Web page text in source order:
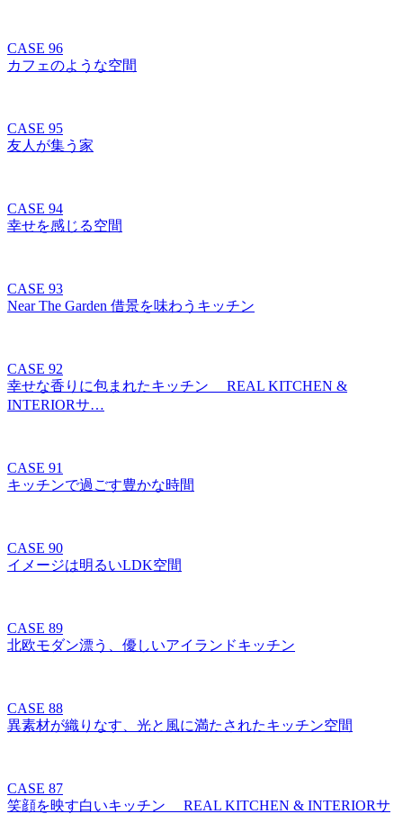
CASE 96
カフェのような空間
CASE 95
友人が集う家
CASE 94
幸せを感じる空間
CASE 93
Near The Garden 借景を味わうキッチン
CASE 92
幸せな香りに包まれたキッチン REAL KITCHEN &
INTERIORサ…
CASE 91
キッチンで過ごす豊かな時間
CASE 90
イメージは明るいLDK空間
CASE 89
北欧モダン漂う、優しいアイランドキッチン
CASE 88
異素材が織りなす、光と風に満たされたキッチン空間
CASE 87
笑顔を映す白いキッチン REAL KITCHEN & INTERIORサ